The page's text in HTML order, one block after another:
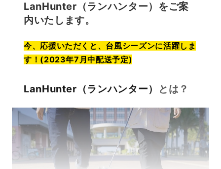
LanHunter（ランハンター） をご案
内いたします。
今、応援いただくと、台風シーズンに活躍しま
す！(2023年7月中配送予定)
LanHunter（ランハンター） とは？